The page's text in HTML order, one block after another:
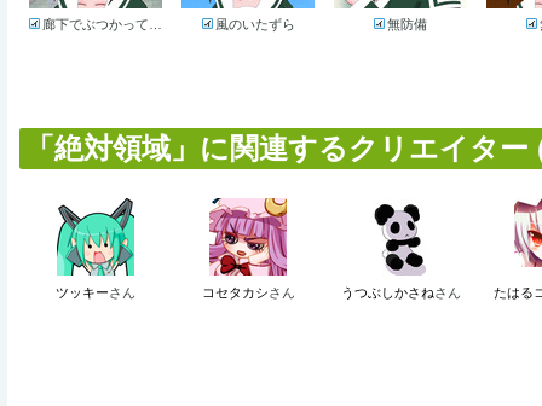
廊下でぶつかって… 風のいたずら 無防備
「絶対領域」に関連するクリエイター
ツッキーさん コセタカシさん うつぶしかさねさん たはる